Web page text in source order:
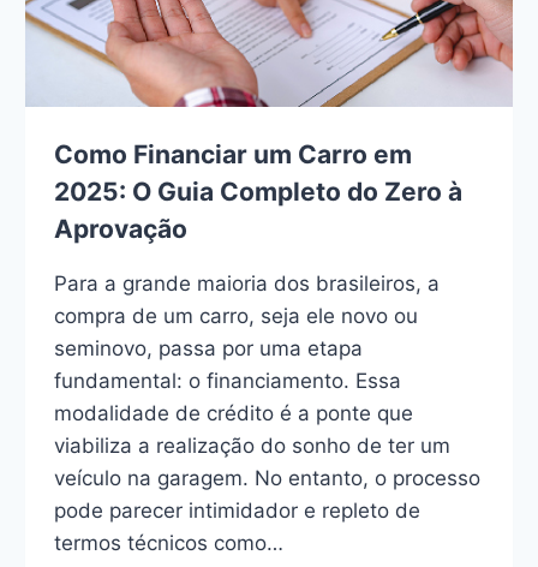
Como Financiar um Carro em
2025: O Guia Completo do Zero à
Aprovação
Para a grande maioria dos brasileiros, a
compra de um carro, seja ele novo ou
seminovo, passa por uma etapa
fundamental: o financiamento. Essa
modalidade de crédito é a ponte que
viabiliza a realização do sonho de ter um
veículo na garagem. No entanto, o processo
pode parecer intimidador e repleto de
termos técnicos como…